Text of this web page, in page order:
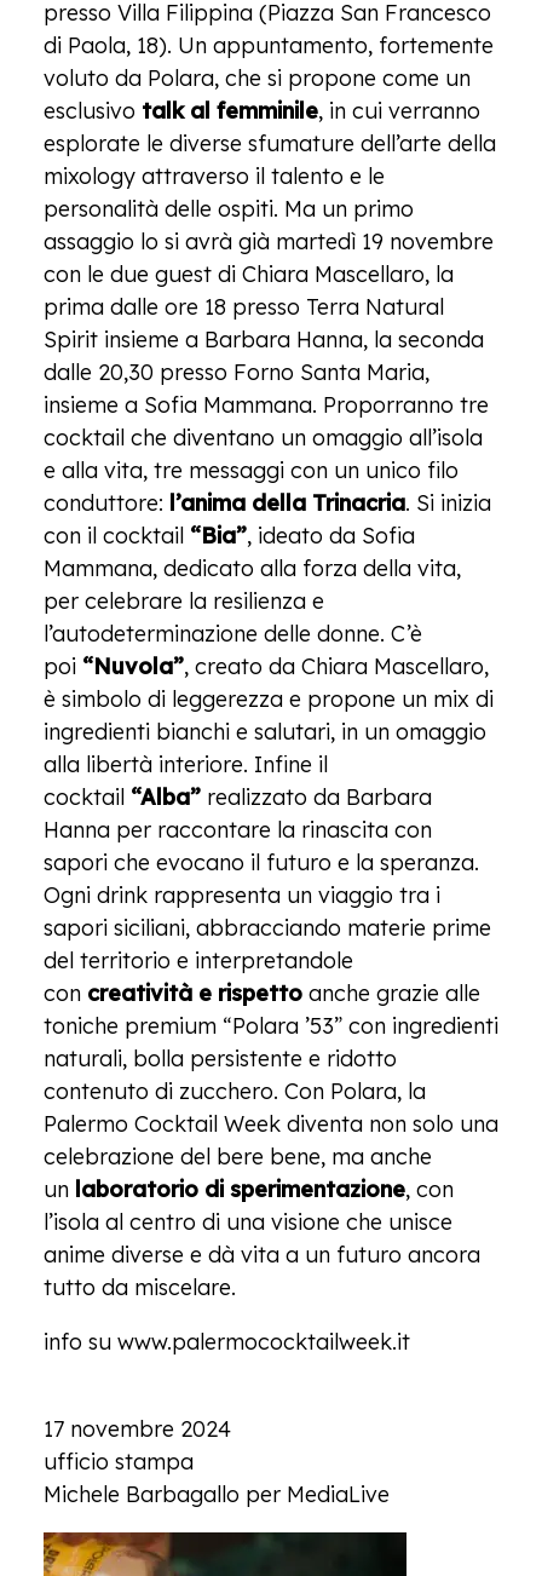
presso Villa Filippina (Piazza San Francesco
di Paola, 18). Un appuntamento, fortemente
voluto da Polara, che si propone come un
esclusivo talk al femminile, in cui verranno
esplorate le diverse sfumature dell’arte della
mixology attraverso il talento e le
personalità delle ospiti. Ma un primo
assaggio lo si avrà già martedì 19 novembre
con le due guest di Chiara Mascellaro, la
prima dalle ore 18 presso Terra Natural
Spirit insieme a Barbara Hanna, la seconda
dalle 20,30 presso Forno Santa Maria,
insieme a Sofia Mammana. Proporranno tre
cocktail che diventano un omaggio all’isola
e alla vita, tre messaggi con un unico filo
conduttore: l’anima della Trinacria. Si inizia
con il cocktail “Bia”, ideato da Sofia
Mammana, dedicato alla forza della vita,
per celebrare la resilienza e
l’autodeterminazione delle donne. C’è
poi “Nuvola”, creato da Chiara Mascellaro,
è simbolo di leggerezza e propone un mix di
ingredienti bianchi e salutari, in un omaggio
alla libertà interiore. Infine il
cocktail “Alba” realizzato da Barbara
Hanna per raccontare la rinascita con
sapori che evocano il futuro e la speranza.
Ogni drink rappresenta un viaggio tra i
sapori siciliani, abbracciando materie prime
del territorio e interpretandole
con creatività e rispetto anche grazie alle
toniche premium “Polara ’53” con ingredienti
naturali, bolla persistente e ridotto
contenuto di zucchero. Con Polara, la
Palermo Cocktail Week diventa non solo una
celebrazione del bere bene, ma anche
un laboratorio di sperimentazione, con
l’isola al centro di una visione che unisce
anime diverse e dà vita a un futuro ancora
tutto da miscelare.
info su www.palermococktailweek.it
17 novembre 2024
ufficio stampa
Michele Barbagallo per MediaLive